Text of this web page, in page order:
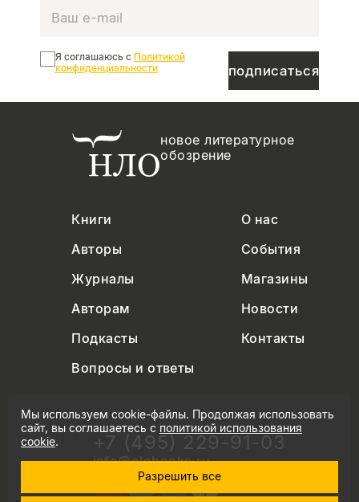
подписаться
Я соглашаюсь с Политикой
конфиденциальности
новое литературное
обозрение
Книги
О нас
Авторы
События
Журналы
Магазины
Авторам
Новости
Подкасты
Контакты
Вопросы и ответы
+7 (495) 229-91-03
info@nlobooks.ru
Мы используем cookie-файлы. Продолжая использовать
сайт, вы соглашаетесь с политикой использования
cookie.
Разрешить все